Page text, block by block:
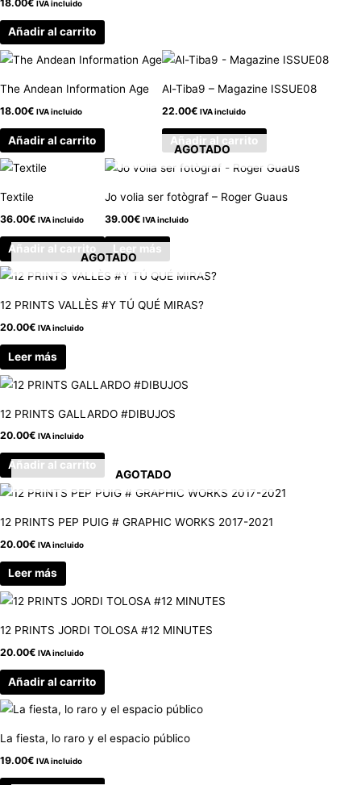
18.00€ IVA incluido
Añadir al carrito
The Andean Information Age
18.00€ IVA incluido
Añadir al carrito
Al-Tiba9 – Magazine ISSUE08
22.00€ IVA incluido
Añadir al carrito
Textile
36.00€ IVA incluido
Añadir al carrito
AGOTADO
Jo volia ser fotògraf – Roger Guaus
39.00€ IVA incluido
Leer más
AGOTADO
12 PRINTS VALLÈS #Y TÚ QUÉ MIRAS?
20.00€ IVA incluido
Leer más
12 PRINTS GALLARDO #DIBUJOS
20.00€ IVA incluido
Añadir al carrito
AGOTADO
12 PRINTS PEP PUIG # GRAPHIC WORKS 2017-2021
20.00€ IVA incluido
Leer más
12 PRINTS JORDI TOLOSA #12 MINUTES
20.00€ IVA incluido
Añadir al carrito
La fiesta, lo raro y el espacio público
19.00€ IVA incluido